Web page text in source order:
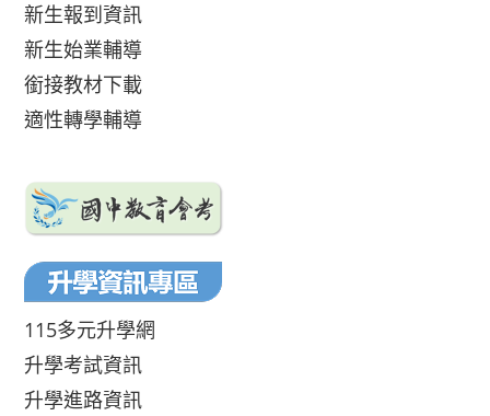
新生報到資訊
新生始業輔導
銜接教材下載
適性轉學輔導
115多元升學網
升學考試資訊
升學進路資訊